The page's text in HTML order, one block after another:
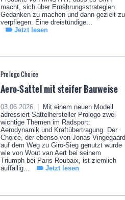
macht, sich über Ernährungsstrategien
Gedanken zu machen und dann gezielt zu
verpflegen. Eine dreistündige...
Jetzt lesen
Prologo Choice
Aero-Sattel mit steifer Bauweise
03.06.2026 |
Mit einem neuen Modell
adressiert Sattelhersteller Prologo zwei
wichtige Themen im Radsport:
Aerodynamik und Kraftübertragung. Der
Choice, der ebenso von Jonas Vingegaard
auf dem Weg zu Giro-Sieg genutzt wurde
wie von Wout van Aert bei seinem
Triumph bei Paris-Roubaix, ist ziemlich
auffällig...
Jetzt lesen